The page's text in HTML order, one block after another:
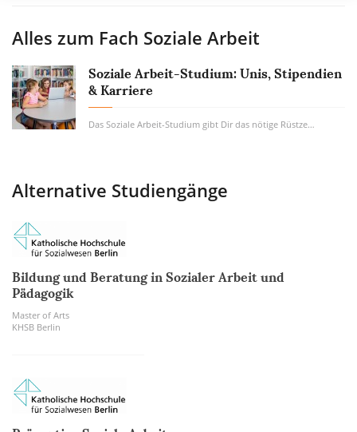
Alles zum Fach Soziale Arbeit
Soziale Arbeit-Studium: Unis, Stipendien
& Karriere
Das Soziale Arbeit-Studium gibt Dir das nötige Rüstzeug zur Hand, um Menschen in Notlagen...
Alternative Studiengänge
Bildung und Beratung in Sozialer Arbeit und
Pädagogik
Master of Arts
KHSB Berlin